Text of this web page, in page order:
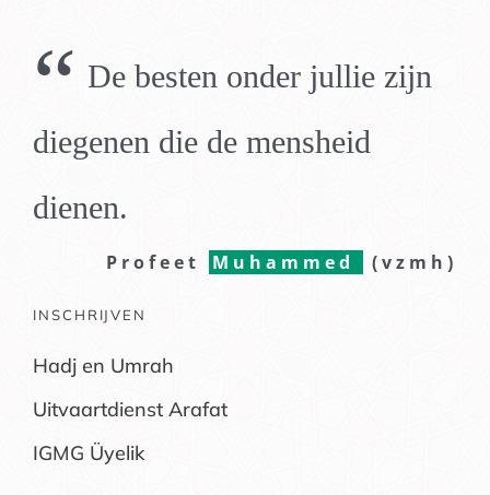
“ De besten onder jullie zijn
diegenen die de mensheid
dienen.
Profeet Muhammed (vzmh)
INSCHRIJVEN
Hadj en Umrah
Uitvaartdienst Arafat
IGMG Üyelik